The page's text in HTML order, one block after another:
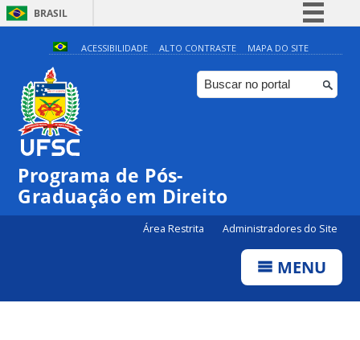
BRASIL
Simplifique!
Comunica BR
Participe
ACESSIBILIDADE ALTO CONTRASTE MAPA DO SITE
Programa de Pós-
Graduação em Direito
Área Restrita Administradores do Site
MENU